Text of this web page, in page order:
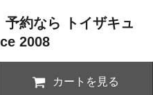
約なら トイザキュ
2008
カートを見る